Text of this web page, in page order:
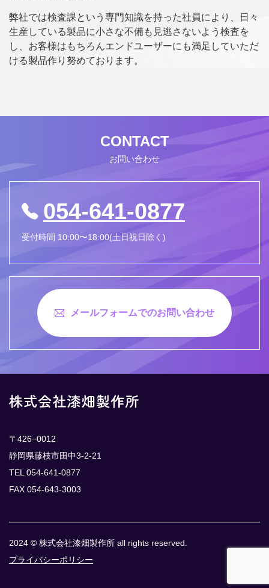
弊社では検査課という専門知識を持った社員により、日々
生産している製品に小さな不備も見逃さないよう検査を
し、お客様はもちろんエンドユーザーにも満足していただ
ける製品作り努めております。
CONTACT
お問い合わせ
054-641-0877
受付時間 10:00〜18:00(土日祝日除く)
メールフォームでのお問い合わせ
〒426−0012
静岡県藤枝市田中3-2-21
TEL 054-641-0877
FAX 054-643-3003
2024 © 株式会社漆畑製作所 all rights reserved.
プライバシーポリシー